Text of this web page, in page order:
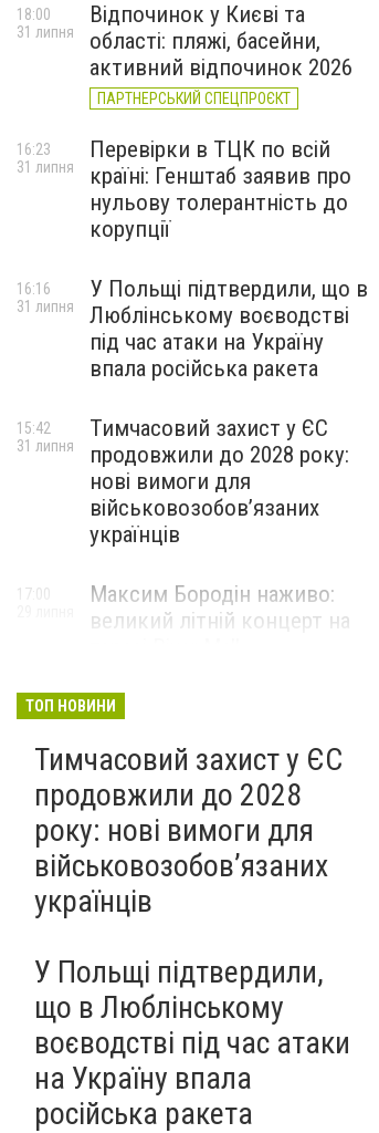
Відпочинок у Києві та
області: пляжі, басейни,
активний відпочинок 2026
ПАРТНЕРСЬКИЙ СПЕЦПРОЄКТ
18:00
31 липня
Перевірки в ТЦК по всій
країні: Генштаб заявив про
нульову толерантність до
корупції
16:23
31 липня
У Польщі підтвердили, що в
Люблінському воєводстві
під час атаки на Україну
впала російська ракета
16:16
31 липня
Тимчасовий захист у ЄС
продовжили до 2028 року:
нові вимоги для
військовозобов’язаних
українців
15:42
31 липня
Максим Бородін наживо:
великий літній концерт на
17:00
ТОП НОВИНИ
Тимчасовий захист у ЄС
продовжили до 2028
року: нові вимоги для
військовозобов’язаних
українців
У Польщі підтвердили,
що в Люблінському
воєводстві під час атаки
на Україну впала
російська ракета